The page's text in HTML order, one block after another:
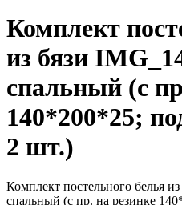
Комплект
из бязи
спальный (с
140*200*25;
2 шт.)
Комплект постельного белья
спальный (с пр. на резинке